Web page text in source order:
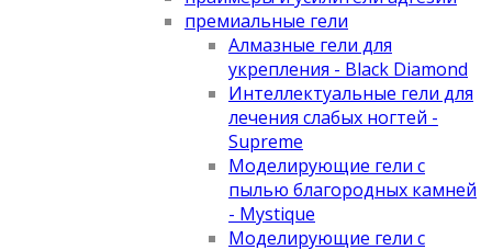
премиальные гели
Алмазные гели для
укрепления - Black Diamond
Интеллектуальные гели для
лечения слабых ногтей -
Supreme
Моделирующие гели с
пылью благородных камней
- Mystique
Моделирующие гели с